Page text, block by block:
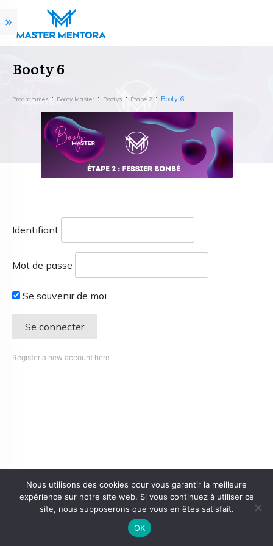
Booty 6
Programmes Booty Master Bootys Étape 2 Booty 6
Identifiant
Mot de passe
Se souvenir de moi
Register a new account here
Nous utilisons des cookies pour vous garantir la meilleure
expérience sur notre site web. Si vous continuez à utiliser ce
site, nous supposerons que vous en êtes satisfait.
OK